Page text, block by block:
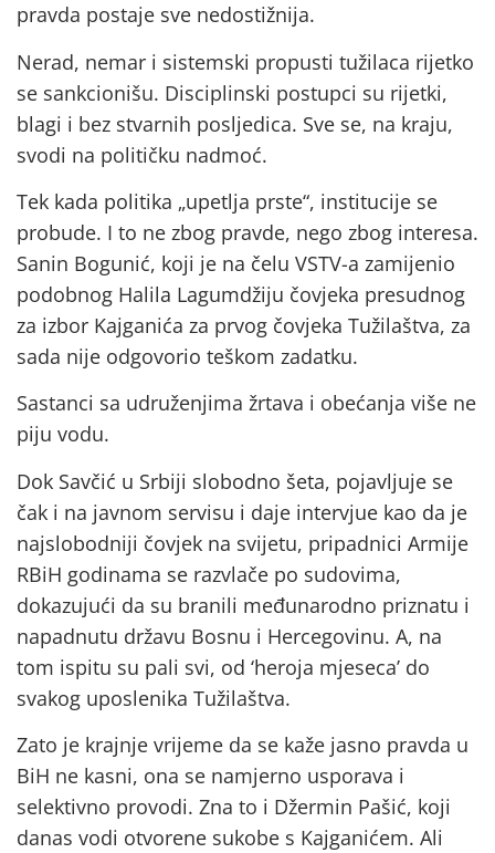
pravda postaje sve nedostižnija.
Nerad, nemar i sistemski propusti tužilaca rijetko
se sankcionišu. Disciplinski postupci su rijetki,
blagi i bez stvarnih posljedica. Sve se, na kraju,
svodi na političku nadmoć.
Tek kada politika „upetlja prste“, institucije se
probude. I to ne zbog pravde, nego zbog interesa.
Sanin Bogunić, koji je na čelu VSTV-a zamijenio
podobnog Halila Lagumdžiju čovjeka presudnog
za izbor Kajganića za prvog čovjeka Tužilaštva, za
sada nije odgovorio teškom zadatku.
Sastanci sa udruženjima žrtava i obećanja više ne
piju vodu.
Dok Savčić u Srbiji slobodno šeta, pojavljuje se
čak i na javnom servisu i daje intervjue kao da je
najslobodniji čovjek na svijetu, pripadnici Armije
RBiH godinama se razvlače po sudovima,
dokazujući da su branili međunarodno priznatu i
napadnutu državu Bosnu i Hercegovinu. A, na
tom ispitu su pali svi, od ‘heroja mjeseca’ do
svakog uposlenika Tužilaštva.
Zato je krajnje vrijeme da se kaže jasno pravda u
BiH ne kasni, ona se namjerno usporava i
selektivno provodi. Zna to i Džermin Pašić, koji
danas vodi otvorene sukobe s Kajganićem. Ali